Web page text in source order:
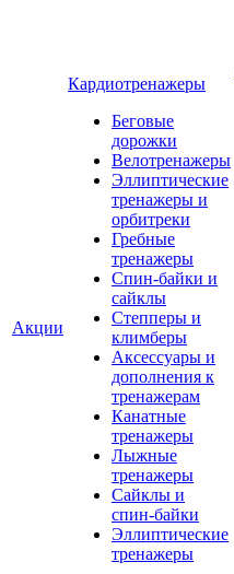
Акции
Кардиотренажеры
Беговые
дорожки
Велотренажеры
Эллиптические
тренажеры и
орбитреки
Гребные
тренажеры
Спин-байки и
сайклы
Степперы и
климберы
Аксессуары и
дополнения к
тренажерам
Канатные
тренажеры
Лыжные
тренажеры
Сайклы и
спин-байки
Эллиптические
тренажеры